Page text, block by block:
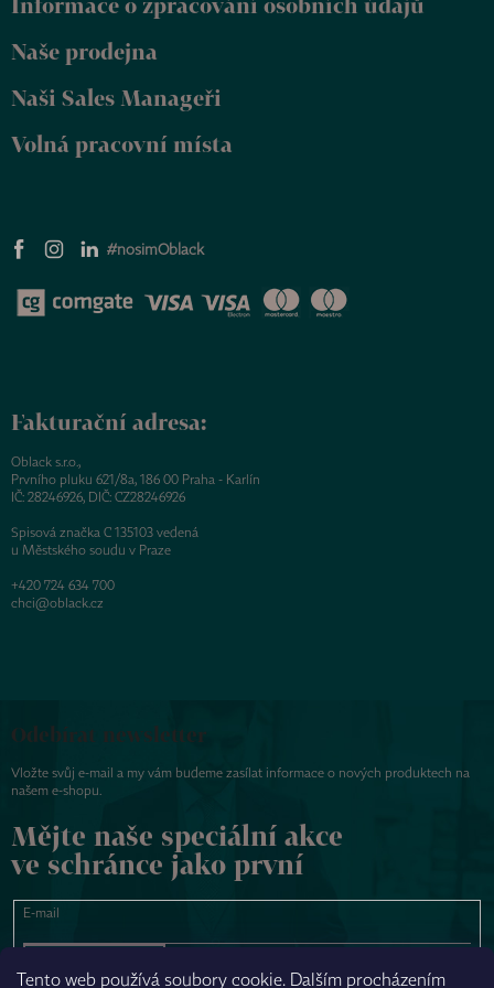
Tento web používá soubory cookie. Dalším procházením
Naše prodejna
Naši Sales Manageři
Volná pracovní místa
#nosimOblack
Fakturační adresa:
Oblack s.r.o.,
Prvního pluku 621/8a, 186 00 Praha - Karlín
IČ: 28246926, DIČ: CZ28246926
Spisová značka C 135103 vedená
u Městského soudu v Praze
+420 724 634 700
chci@oblack.cz
Odebírat newsletter
Vložte svůj e-mail a my vám budeme zasílat informace o nových produktech na
našem e-shopu.
Mějte naše speciální akce
ve schránce jako první
E-mail